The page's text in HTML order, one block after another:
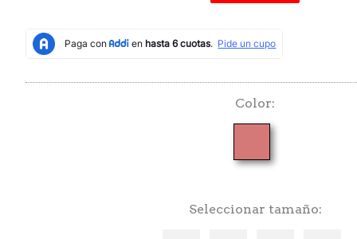
Color
Seleccionar tamaño